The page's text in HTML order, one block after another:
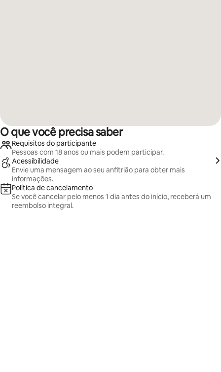
O que você precisa saber
Requisitos do participante
Pessoas com 18 anos ou mais podem participar.
Acessibilidade
Envie uma mensagem ao seu anfitrião para obter mais
informações.
Política de cancelamento
Se você cancelar pelo menos 1 dia antes do início, receberá um
reembolso integral.